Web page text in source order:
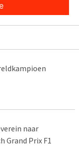
naar
Grand Prix F1